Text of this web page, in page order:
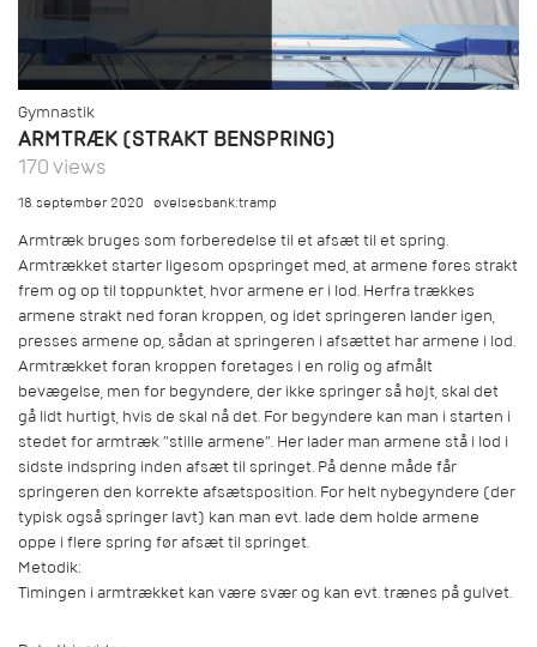
Gymnastik
ARMTRÆK (STRAKT BENSPRING)
170 views
18. september 2020 øvelsesbank:tramp
Armtræk bruges som forberedelse til et afsæt til et spring.
Armtrækket starter ligesom opspringet med, at armene føres strakt
frem og op til toppunktet, hvor armene er i lod. Herfra trækkes
armene strakt ned foran kroppen, og idet springeren lander igen,
presses armene op, sådan at springeren i afsættet har armene i lod.
Armtrækket foran kroppen foretages i en rolig og afmålt
bevægelse, men for begyndere, der ikke springer så højt, skal det
gå lidt hurtigt, hvis de skal nå det. For begyndere kan man i starten i
stedet for armtræk “stille armene”. Her lader man armene stå i lod i
sidste indspring inden afsæt til springet. På denne måde får
springeren den korrekte afsætsposition. For helt nybegyndere (der
typisk også springer lavt) kan man evt. lade dem holde armene
oppe i flere spring før afsæt til springet.
Metodik:
Timingen i armtrækket kan være svær og kan evt. trænes på gulvet.